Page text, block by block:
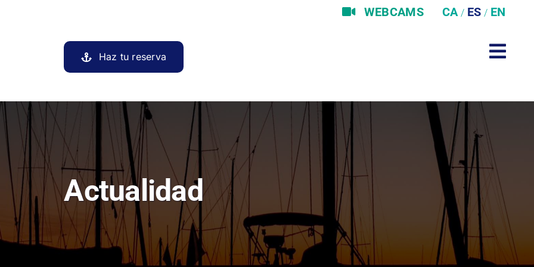
WEBCAMS
Haz tu reserva
Actualidad